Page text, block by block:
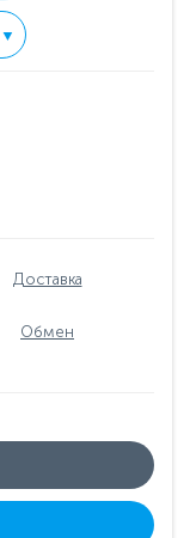
▼
Доставка
Обмен